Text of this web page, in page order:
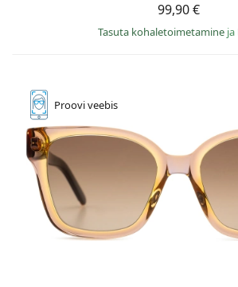
99,90 €
Tasuta kohaletoimetamine ja
Prooviveebis